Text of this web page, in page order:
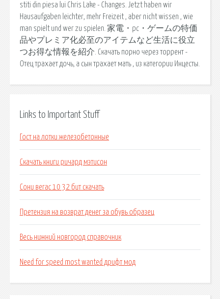
stiti din piesa lui Chris Lake - Changes. Jetzt haben wir
Hausaufgaben leichter, mehr Freizeit , aber nicht wissen , wie
man spielt und wer zu spielen. 家電・pc・ゲームの特価
品やプレミア化必至のアイテムなど生活に役立
つお得な情報を紹介. Скачать порно через торрент -
Отец трахает дочь, а сын трахает мать , из категории Инцесты.
Links to Important Stuff
Гост на лотки железобетонные
Скачать книги ричард мэтисон
Сони вегас 10 32 бит скачать
Претензия на возврат денег за обувь образец
Весь нижний новгород справочник
Need for speed most wanted дрифт мод